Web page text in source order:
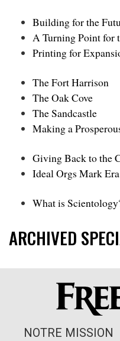
Building for the
A Turning Point for
Printing for
The Fort Harrison
The Oak Cove
The Sandcastle
Making a
Giving Back to the
Ideal Orgs Mark
What is
ARCHIVED
NOTRE MISSION